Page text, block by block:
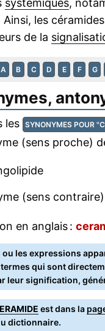
systémiques,
Ainsi, les
de la
A B C D E F G
les SYNONYMES POUR
(sens proche)
(sens
en anglais :
ou les expressions
qui sont
leur signification,
est dans la
dictionnaire.